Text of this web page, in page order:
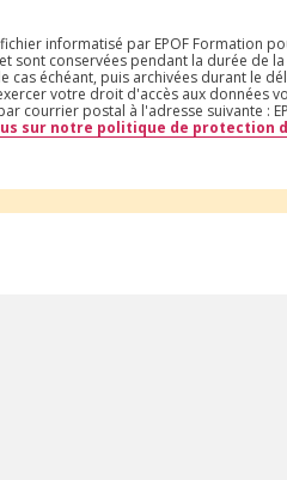
informatisé par EPOF Formation
sont conservées pendant la durée de
cas échéant, puis archivées durant le
votre droit d'accès aux données
courrier postal à l'adresse suivante :
sur notre politique de protection